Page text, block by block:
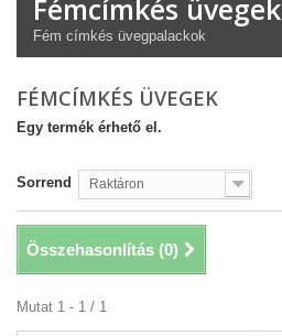
Fémcímkés üvegek
Fém címkés üvegpalackok
FÉMCÍMKÉS ÜVEGEK
Egy termék érhető el.
Sorrend Raktáron
Összehasonlítás (0)
Mutat 1 - 1 / 1